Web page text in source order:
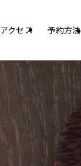
アクセス 予約方法